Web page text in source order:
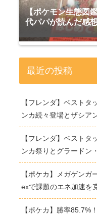
【ポケモン生態図
代パパが読んだ感
最近の投稿
【フレンダ】ベストタ
ンカ続々登場とザシア
【フレンダ】ベストタ
ンカ祭りとグラードン
【ポケカ】メガゲンガ
exで課題のエネ加速を
【ポケカ】勝率85.7%